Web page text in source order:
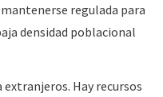
regulada para
densidad poblacional
Hay recursos